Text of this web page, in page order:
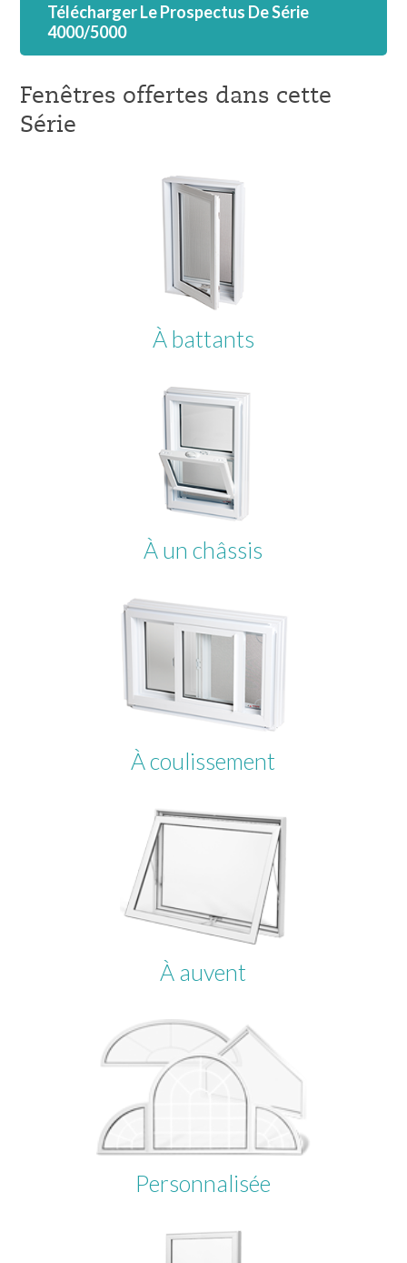
Télécharger Le Prospectus De Série
4000/5000
Fenêtres offertes dans cette
Série
À battants
À un châssis
À coulissement
À auvent
Personnalisée